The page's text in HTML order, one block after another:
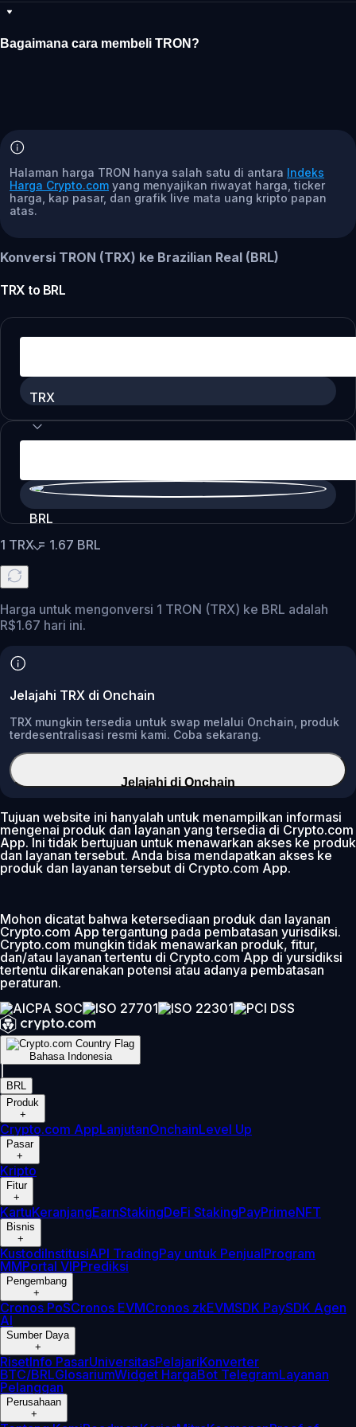
Bagaimana cara membeli TRON?
Halaman harga TRON hanya salah satu di antara Indeks
Harga Crypto.com yang menyajikan riwayat harga, ticker
harga, kap pasar, dan grafik live mata uang kripto papan
atas.
Konversi TRON (TRX) ke Brazilian Real (BRL)
TRX to BRL
TRX
BRL
1 TRX= 1.67 BRL
Harga untuk mengonversi 1 TRON (TRX) ke BRL adalah
R$1.67 hari ini.
Jelajahi TRX di Onchain
TRX mungkin tersedia untuk swap melalui Onchain, produk
terdesentralisasi resmi kami. Coba sekarang.
Jelajahi di Onchain
Tujuan website ini hanyalah untuk menampilkan informasi
mengenai produk dan layanan yang tersedia di Crypto.com
App. Ini tidak bertujuan untuk menawarkan akses ke produk
dan layanan tersebut. Anda bisa mendapatkan akses ke
produk dan layanan tersebut di Crypto.com App.
Mohon dicatat bahwa ketersediaan produk dan layanan
Crypto.com App tergantung pada pembatasan yurisdiksi.
Crypto.com mungkin tidak menawarkan produk, fitur,
dan/atau layanan tertentu di Crypto.com App di yursidiksi
tertentu dikarenakan potensi atau adanya pembatasan
peraturan.
Bahasa Indonesia
BRL
Produk
+
Crypto.com AppLanjutanOnchainLevel Up
Pasar
+
Kripto
Fitur
+
KartuKeranjangEarnStakingDeFi StakingPayPrimeNFT
Bisnis
+
KustodiInstitusiAPI TradingPay untuk PenjualProgram
MMPortal VIPPrediksi
Pengembang
+
Cronos PoSCronos EVMCronos zkEVMSDK PaySDK Agen
AI
Sumber Daya
+
RisetInfo PasarUniversitasPelajariKonverter
BTC/BRLGlosariumWidget HargaBot TelegramLayanan
Pelanggan
Perusahaan
+